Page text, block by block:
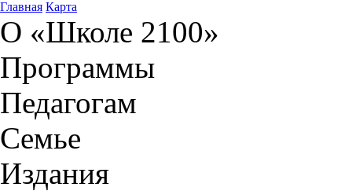
Главная Карта
О «Школе 2100»
Программы
Педагогам
Семье
Издания